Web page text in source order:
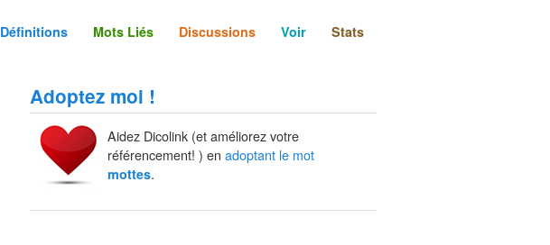
Définitions Mots Liés Discussions Voir Stats
Adoptez moi !
Aidez Dicolink (et améliorez votre
référencement! ) en adoptant le mot
mottes.